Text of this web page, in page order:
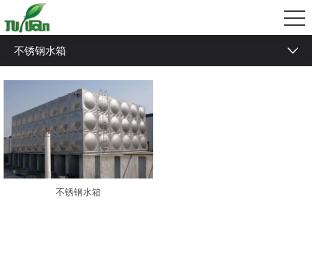
不锈钢水箱
不锈钢水箱